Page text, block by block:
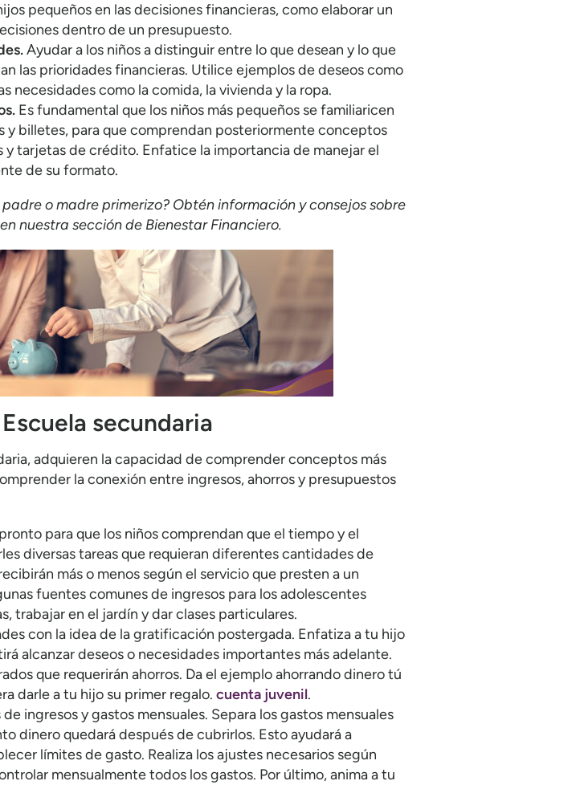
pequeños en las decisiones financieras, como elaborar un
dentro de un presupuesto.
Ayudar a los niños a distinguir entre lo que desean y lo que
las prioridades financieras. Utilice ejemplos de deseos como
necesidades como la comida, la vivienda y la ropa.
Es fundamental que los niños más pequeños se familiaricen
billetes, para que comprendan posteriormente conceptos
tarjetas de crédito. Enfatice la importancia de manejar el
de su formato.
o madre primerizo? Obtén información y consejos sobre
en nuestra sección de Bienestar Financiero.
secundaria
adquieren la capacidad de comprender conceptos más
la conexión entre ingresos, ahorros y presupuestos
para que los niños comprendan que el tiempo y el
diversas tareas que requieran diferentes cantidades de
más o menos según el servicio que presten a un
fuentes comunes de ingresos para los adolescentes
trabajar en el jardín y dar clases particulares.
con la idea de la gratificación postergada. Enfatiza a tu hijo
alcanzar deseos o necesidades importantes más adelante.
que requerirán ahorros. Da el ejemplo ahorrando dinero tú
darle a tu hijo su primer regalo. cuenta juvenil.
ingresos y gastos mensuales. Separa los gastos mensuales
dinero quedará después de cubrirlos. Esto ayudará a
límites de gasto. Realiza los ajustes necesarios según
mensualmente todos los gastos. Por último, anima a tu